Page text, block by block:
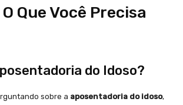
Que Você Precisa
do Idoso?
sobre a aposentadoria do idoso,